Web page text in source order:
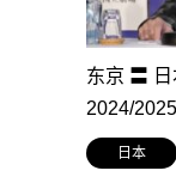
东京 〓
2024/
日本